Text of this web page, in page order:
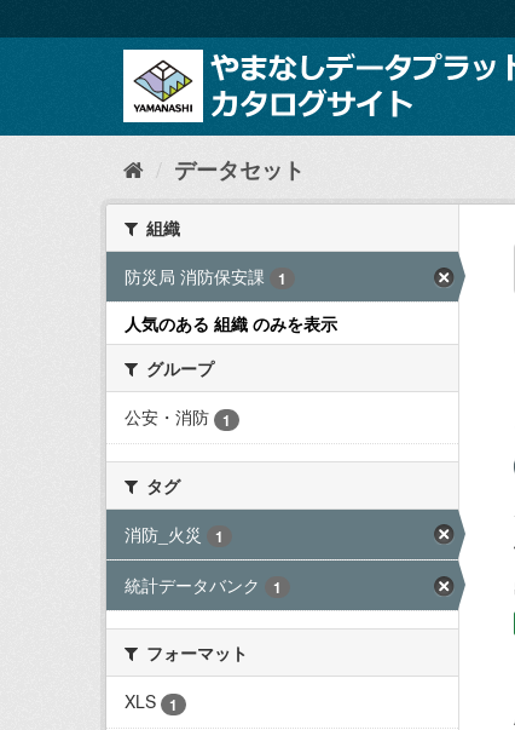
キ
て
データセット
組織
防災局 消防保安課
1
人気のある 組織 のみを表示
グループ
公安・消防
1
タグ
消防_火災
1
統計データバンク 1
フォーマット
XLS
1